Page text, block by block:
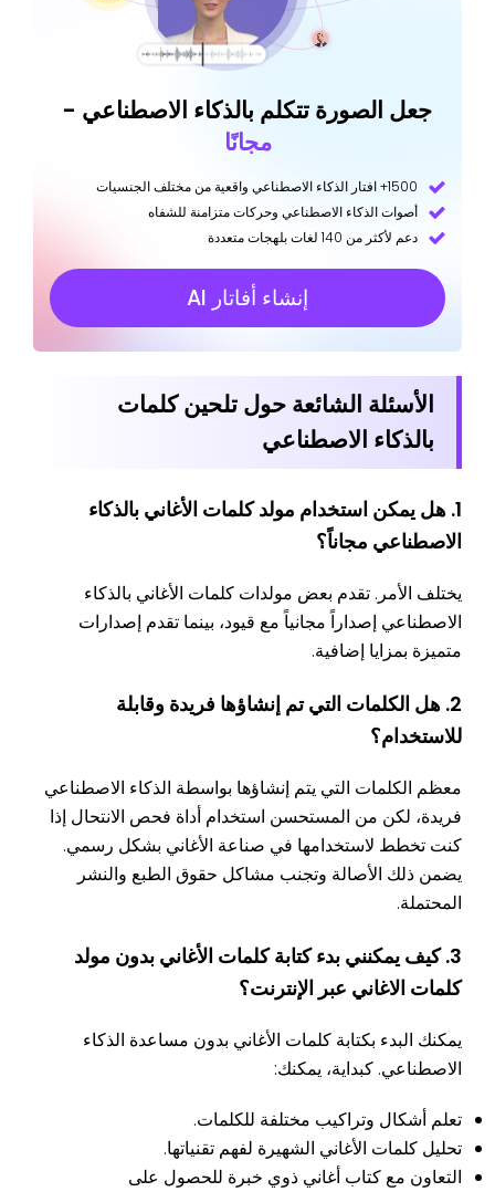
جعل الصورة تتكلم بالذكاء الاصطناعي -
مجانًا
1500+ افتار الذكاء الاصطناعي واقعية من مختلف الجنسيات
أصوات الذكاء الاصطناعي وحركات متزامنة للشفاه
دعم لأكثر من 140 لغات بلهجات متعددة
إنشاء أفاتار AI
الأسئلة الشائعة حول تلحين كلمات
بالذكاء الاصطناعي
1. هل يمكن استخدام مولد كلمات الأغاني بالذكاء
الاصطناعي مجاناً؟
يختلف الأمر. تقدم بعض مولدات كلمات الأغاني بالذكاء
الاصطناعي إصداراً مجانياً مع قيود، بينما تقدم إصدارات
متميزة بمزايا إضافية.
2. هل الكلمات التي تم إنشاؤها فريدة وقابلة
للاستخدام؟
معظم الكلمات التي يتم إنشاؤها بواسطة الذكاء الاصطناعي
فريدة، لكن من المستحسن استخدام أداة فحص الانتحال إذا
كنت تخطط لاستخدامها في صناعة الأغاني بشكل رسمي.
يضمن ذلك الأصالة وتجنب مشاكل حقوق الطبع والنشر
المحتملة.
3. كيف يمكنني بدء كتابة كلمات الأغاني بدون مولد
كلمات الاغاني عبر الإنترنت؟
يمكنك البدء بكتابة كلمات الأغاني بدون مساعدة الذكاء
الاصطناعي. كبداية، يمكنك:
تعلم أشكال وتراكيب مختلفة للكلمات.
تحليل كلمات الأغاني الشهيرة لفهم تقنياتها.
التعاون مع كتاب أغاني ذوي خبرة للحصول على